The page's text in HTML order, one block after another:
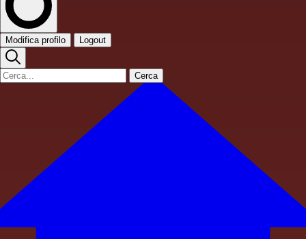
Modifica profilo Logout
Cerca